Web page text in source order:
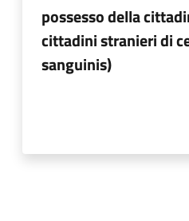
possesso della
cittadini stranieri di
sanguinis)